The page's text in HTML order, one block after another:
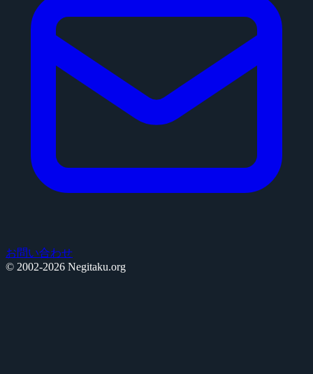
お問い合わせ
© 2002-2026 Negitaku.org